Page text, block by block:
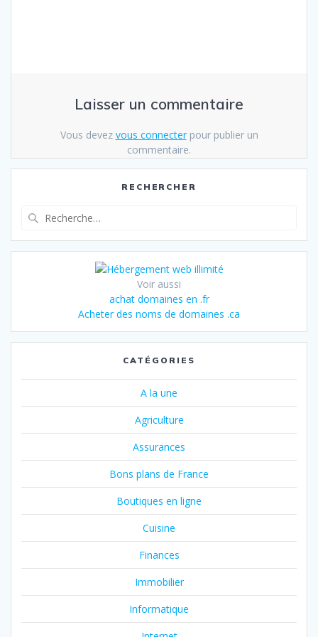
Laisser un commentaire
Vous devez vous connecterpour publier un
commentaire.
RECHERCHER
:
Voir aussi
achat domaines en .fr
Acheter des noms de domaines .ca
CATÉGORIES
A la une
Agriculture
Assurances
Bons plans de France
Boutiques en ligne
Cuisine
Finances
Immobilier
Informatique